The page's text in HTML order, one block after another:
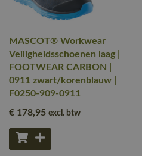
MASCOT® Workwear
Veiligheidsschoenen laag |
FOOTWEAR CARBON |
0911 zwart/korenblauw |
F0250-909-0911
€ 178,95 excl. btw